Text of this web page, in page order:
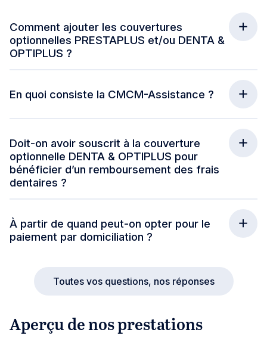
Comment ajouter les couvertures
optionnelles PRESTAPLUS et/ou DENTA &
OPTIPLUS ?
En quoi consiste la CMCM-Assistance ?
Doit-on avoir souscrit à la couverture
optionnelle DENTA & OPTIPLUS pour
bénéficier d’un remboursement des frais
dentaires ?
À partir de quand peut-on opter pour le
paiement par domiciliation ?
Toutes vos questions, nos réponses
Aperçu de nos prestations